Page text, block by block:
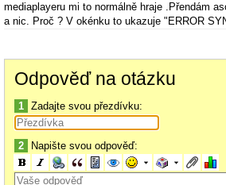
mediaplayeru mi to normálně hraje .Přendám
a nic. Proč ? V okénku to ukazuje "ERROR
Odpověď na otázku
1 Zadajte svou přezdívku:
2 Napište svou odpověď: